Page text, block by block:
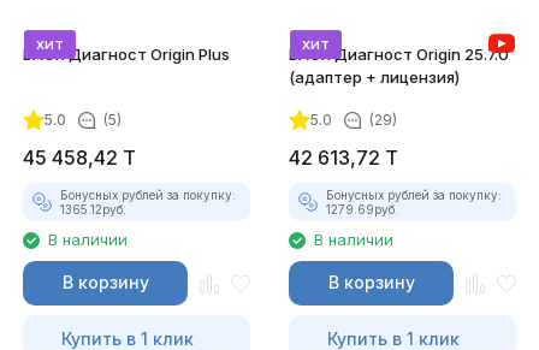
хит
ВАСЯ Диагност Origin Plus
5.0 (5)
45 458,42 T
Бонусных рублей за покупку:
1365.12руб.
В наличии
В корзину
Купить в 1 клик
хит
ВАСЯ Диагност Origin 25.7.0
(адаптер + лицензия)
5.0 (29)
42 613,72 T
Бонусных рублей за покупку:
1279.69руб.
В наличии
В корзину
Купить в 1 клик